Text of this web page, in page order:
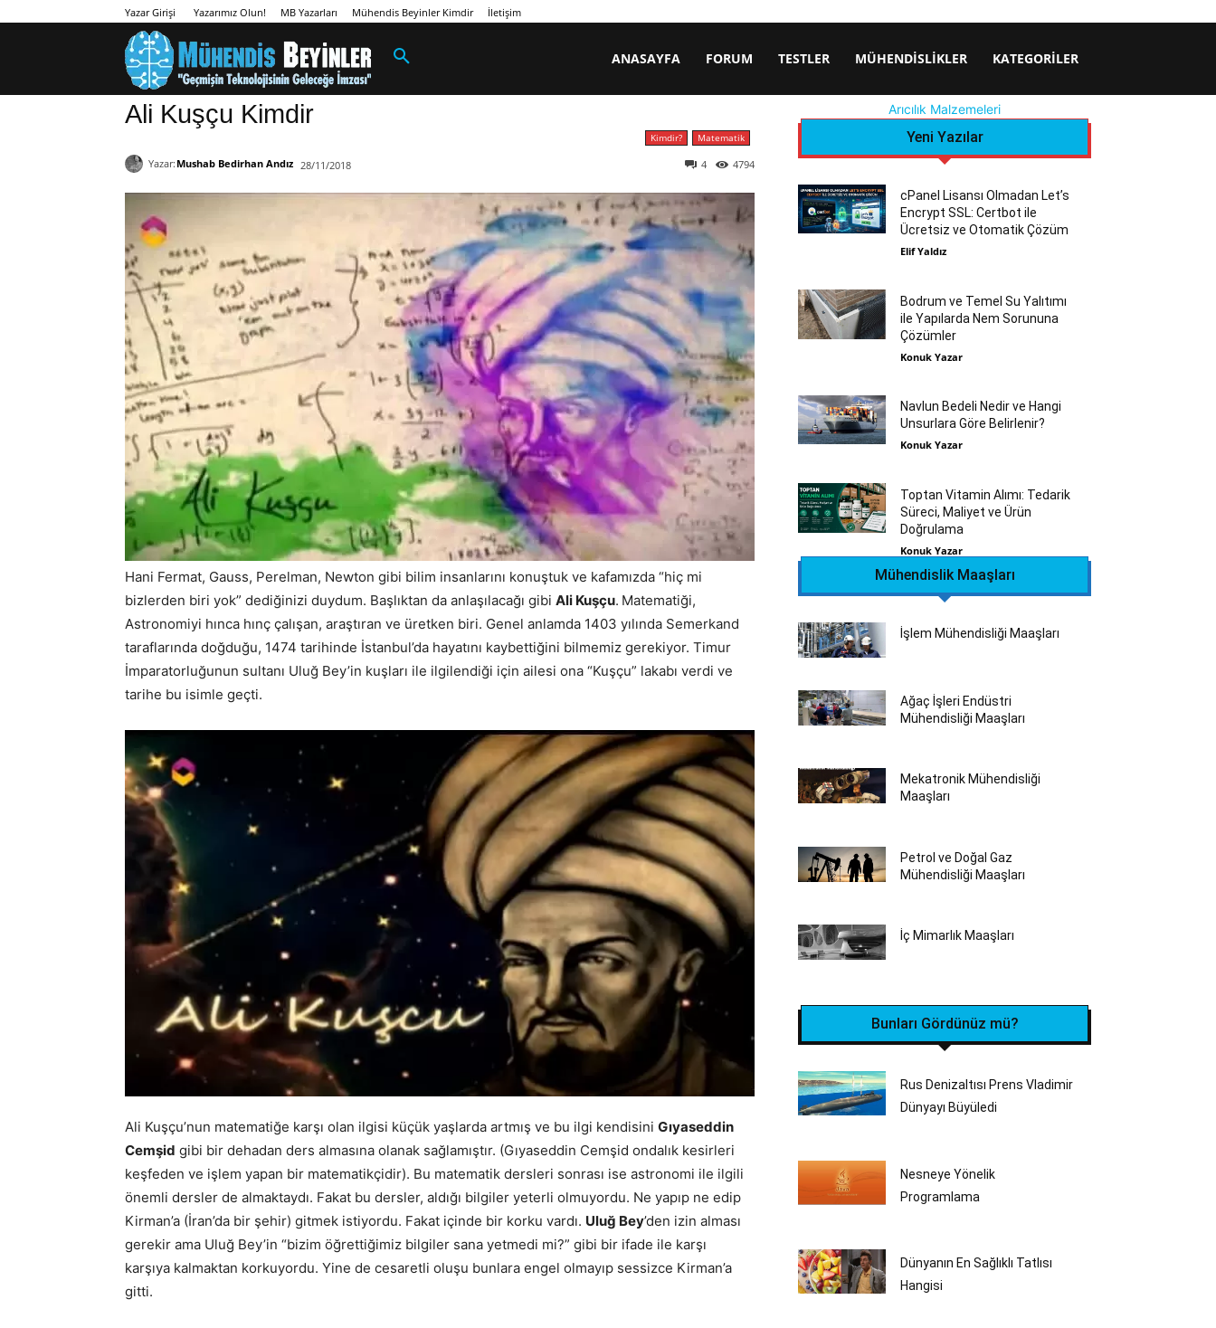
Yazar Girişi Yazarımız Olun! MB Yazarları Mühendis Beyinler Kimdir İletişim
ANASAYFA FORUM TESTLER MÜHENDISLIKLER KATEGORILER
Ali Kuşçu Kimdir
Kimdir? Matematik
Yazar: Mushab Bedirhan Andız 28/11/2018 4794
4
Hani Fermat, Gauss, Perelman, Newton gibi bilim insanlarını konuştuk ve kafamızda “hiç mi
bizlerden biri yok” dediğinizi duydum. Başlıktan da anlaşılacağı gibi Ali Kuşçu. Matematiği,
Astronomiyi hınca hınç çalışan, araştıran ve üretken biri. Genel anlamda 1403 yılında Semerkand
taraflarında doğduğu, 1474 tarihinde İstanbul’da hayatını kaybettiğini bilmemiz gerekiyor. Timur
İmparatorluğunun sultanı Uluğ Bey’in kuşları ile ilgilendiği için ailesi ona “Kuşçu” lakabı verdi ve
tarihe bu isimle geçti.
Ali Kuşçu’nun matematiğe karşı olan ilgisi küçük yaşlarda artmış ve bu ilgi kendisini Gıyaseddin
Cemşid gibi bir dehadan ders almasına olanak sağlamıştır. (Gıyaseddin Cemşid ondalık kesirleri
keşfeden ve işlem yapan bir matematikçidir). Bu matematik dersleri sonrası ise astronomi ile ilgili
önemli dersler de almaktaydı. Fakat bu dersler, aldığı bilgiler yeterli olmuyordu. Ne yapıp ne edip
Kirman’a (İran’da bir şehir) gitmek istiyordu. Fakat içinde bir korku vardı. Uluğ Bey’den izin alması
gerekir ama Uluğ Bey’in “bizim öğrettiğimiz bilgiler sana yetmedi mi?” gibi bir ifade ile karşı
karşıya kalmaktan korkuyordu. Yine de cesaretli oluşu bunlara engel olmayıp sessizce Kirman’a
gitti.
Arıcılık Malzemeleri
Yeni Yazılar
cPanel Lisansı Olmadan Let’s
Encrypt SSL: Certbot ile
Ücretsiz ve Otomatik Çözüm
Elif Yaldız
Bodrum ve Temel Su Yalıtımı
ile Yapılarda Nem Sorununa
Çözümler
Konuk Yazar
Navlun Bedeli Nedir ve Hangi
Unsurlara Göre Belirlenir?
Konuk Yazar
Toptan Vitamin Alımı: Tedarik
Süreci, Maliyet ve Ürün
Doğrulama
Konuk Yazar
Mühendislik Maaşları
İşlem Mühendisliği Maaşları
Ağaç İşleri Endüstri
Mühendisliği Maaşları
Mekatronik Mühendisliği
Maaşları
Petrol ve Doğal Gaz
Mühendisliği Maaşları
İç Mimarlık Maaşları
Bunları Gördünüz mü?
Rus Denizaltısı Prens Vladimir
Dünyayı Büyüledi
Nesneye Yönelik
Programlama
Dünyanın En Sağlıklı Tatlısı
Hangisi